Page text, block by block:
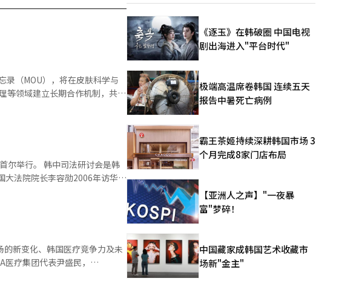
录（MOU），将在皮肤科学与
皮肤、头皮及毛发科学联合研
职责分工、费用承担、知识产
为集团其他子公司及国内外高
算等具体事项展开讨论。协议
、AI分析平台、新原料及新剂
俊在上海签署皮肤科学与美容
研讨会是韩
大法院院长李容勋2006年访华期
论，并就司法实践中的最新发
大两国司法领域交流与合作。
新变化、韩国医疗竞争力及未
疗集团代表尹盛民，
《逐玉》在韩破圈 中国电视
剧出海进入"平台时代"
极端高温席卷韩国 连续五天
报告中暑死亡病例
霸王茶姬持续深耕韩国市场 3
个月完成8家门店布局
【亚洲人之声】"一夜暴
富"梦碎！
中国藏家成韩国艺术收藏市
场新"金主"